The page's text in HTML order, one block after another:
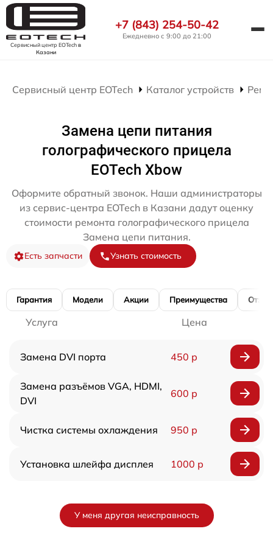
Сервисный центр EOTechв
Казани
+7 (843) 254-50-42
Ежедневно с 9:00 до 21:00
Сервисный центр EOTech Каталог устройств
Замена цепи питания
голографического прицела
EOTech Xbow
Оформите обратный звонок. Наши администраторы
из сервис-центра EOTech в Казани дадут оценку
стоимости ремонта голографического прицела
Замена цепи питания.
Есть запчасти Узнать стоимость
Гарантия Модели Акции Преимущества
Услуга Цена
Замена DVI порта 450 р
Замена разъёмов VGA, HDMI,
DVI
600 р
Чистка системы охлаждения 950 р
Установка шлейфа дисплея 1000 р
У меня другая неисправность